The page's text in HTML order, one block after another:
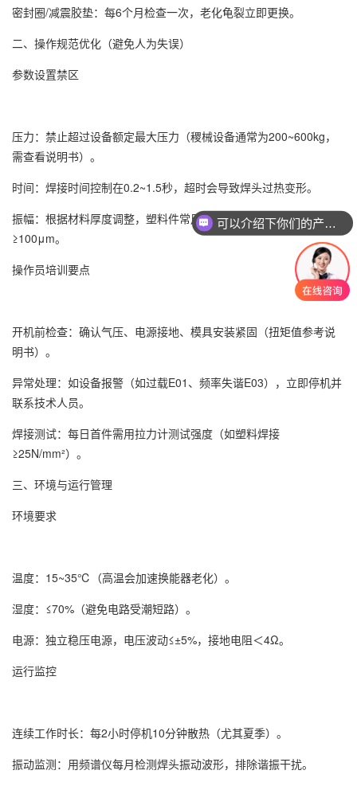
密封圈/减震胶垫：每6个月检查一次，老化龟裂立即更换。
二、操作规范优化（避免人为失误）
参数设置禁区
压力：禁止超过设备额定最大压力（稷械设备通常为200~600kg，
需查看说明书）。
时间：焊接时间控制在0.2~1.5秒，超时会导致焊头过热变形。
振幅：根据材料厚度调整，塑料件常用30~70μm，金属焊接需
≥100μm。
操作员培训要点
开机前检查：确认气压、电源接地、模具安装紧固（扭矩值参考说
明书）。
异常处理：如设备报警（如过载E01、频率失谐E03），立即停机并
联系技术人员。
焊接测试：每日首件需用拉力计测试强度（如塑料焊接
≥25N/mm²）。
三、环境与运行管理
环境要求
温度：15~35℃（高温会加速换能器老化）。
湿度：≤70%（避免电路受潮短路）。
电源：独立稳压电源，电压波动≤±5%，接地电阻＜4Ω。
运行监控
连续工作时长：每2小时停机10分钟散热（尤其夏季）。
振动监测：用频谱仪每月检测焊头振动波形，排除谐振干扰。